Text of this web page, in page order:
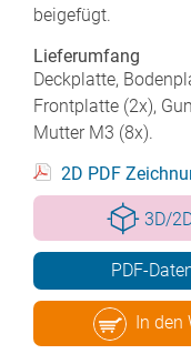
beigefügt.
Lieferumfang
Deckplatte,
Frontplatte (2x),
Mutter M3 (8x).
2D PDF
3D/
PDF-
In den